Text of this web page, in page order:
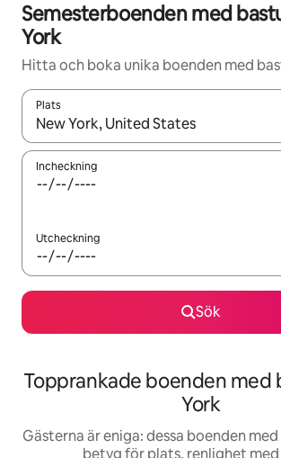
Semesterboenden med
York
Hitta och boka unika boenden med
Plats
När resultaten är tillgängliga kan du
Incheckning
Utcheckning
Sök
Topprankade boenden med
York
Gästerna är eniga: dessa boenden
betyg för plats, renlighet med